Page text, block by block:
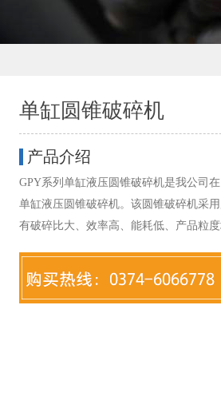
单缸圆锥破碎机
产品介绍
GPY系列单缸液压圆锥破碎机是我公司
单缸液压圆锥破碎机。该圆锥破碎机采
有破碎比大、效率高、能耗低、产品粒度